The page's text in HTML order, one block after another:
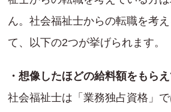
ん。社会福祉士からの転職を考
て、以下の2つが挙げられます。
・想像したほどの給料額をもら
社会福祉士は「業務独占資格」